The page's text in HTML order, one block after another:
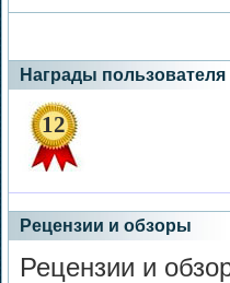
Награды пользователя
12
Рецензии и обзоры
Рецензии и